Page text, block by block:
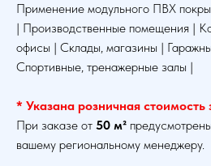
Применение модульного ПВХ
| Производственные помещения |
офисы | Склады, магазины |
Спортивные, тренажерные залы |
* Указана розничная стоимость
При заказе от 50 м²
вашему региональному менеджеру.